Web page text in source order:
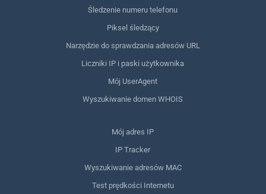
Śledzenie numeru telefonu
Piksel śledzący
Narzędzie do sprawdzania adresów URL
Liczniki IP i paski użytkownika
Mój UserAgent
Wyszukiwanie domen WHOIS
Mój adres IP
IP Tracker
Wyszukiwanie adresów MAC
Test prędkości Internetu